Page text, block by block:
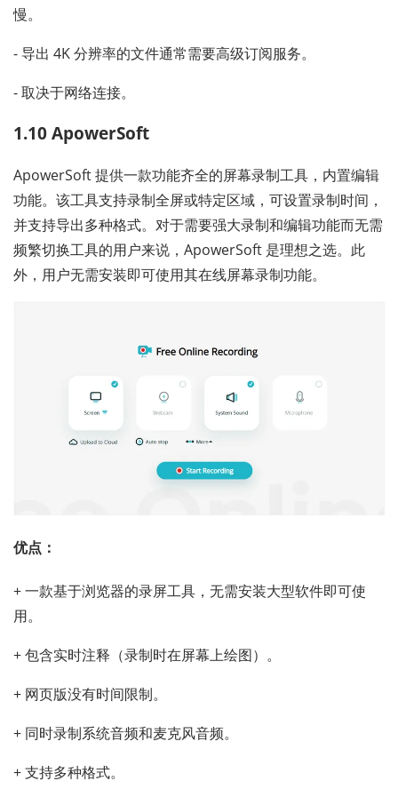
慢。
- 导出 4K 分辨率的文件通常需要高级订阅服务。
- 取决于网络连接。
1.10 ApowerSoft
ApowerSoft 提供一款功能齐全的屏幕录制工具，内置编辑
功能。该工具支持录制全屏或特定区域，可设置录制时间，
并支持导出多种格式。对于需要强大录制和编辑功能而无需
频繁切换工具的用户来说，ApowerSoft 是理想之选。此
外，用户无需安装即可使用其在线屏幕录制功能。
优点：
+ 一款基于浏览器的录屏工具，无需安装大型软件即可使
用。
+ 包含实时注释（录制时在屏幕上绘图）。
+ 网页版没有时间限制。
+ 同时录制系统音频和麦克风音频。
+ 支持多种格式。